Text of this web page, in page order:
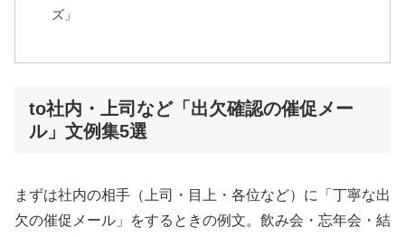
ズ」
to社内・上司など「出欠確認の催促メー
ル」文例集5選
まずは社内の相手（上司・目上・各位など）に「丁寧な出
欠の催促メール」をするときの例文。飲み会・忘年会・結